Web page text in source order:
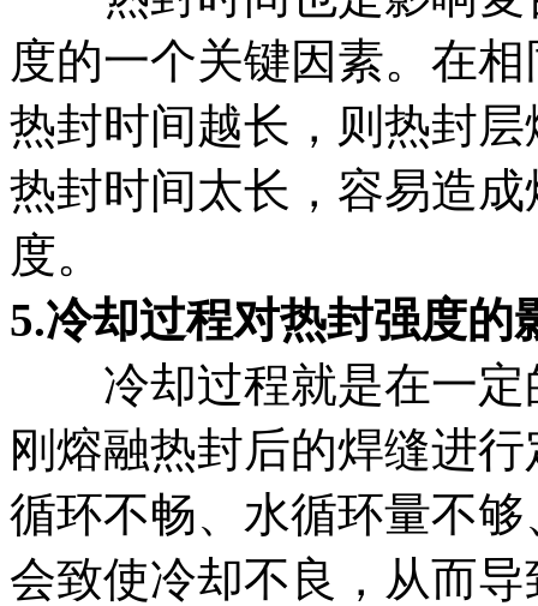
度的一个关键因素。在
热封时间越长，则热封
热封时间太长，容易造
度。
5.冷却过程对热封强度的
冷却过程就是在一
刚熔融热封后的焊缝进
循环不畅、水循环量不
会致使冷却不良，从而